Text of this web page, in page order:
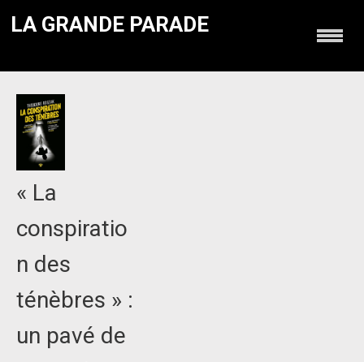
LA GRANDE PARADE
« La
conspiratio
n des
ténèbres » :
un pavé de